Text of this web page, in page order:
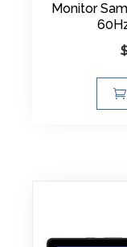
Monitor